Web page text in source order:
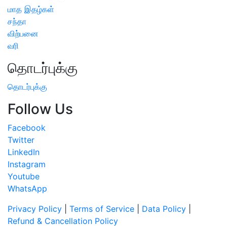
மாத இதழ்கள்
சந்தா
விற்பனை
வரி
தொடர்புக்கு
தொடர்புக்கு
Follow Us
Facebook
Twitter
LinkedIn
Instagram
Youtube
WhatsApp
Privacy Policy
Terms of Service Data Policy
Refund & Cancellation Policy